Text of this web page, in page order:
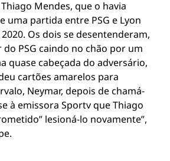
Mendes, que o havia
uma partida entre PSG e Lyon
Os dois se desentenderam,
PSG caindo no chão por um
quase cabeçada do adversário,
cartões amarelos para
Neymar, depois de chamá-
à emissora Sportv que Thiago
lesioná-lo novamente”,